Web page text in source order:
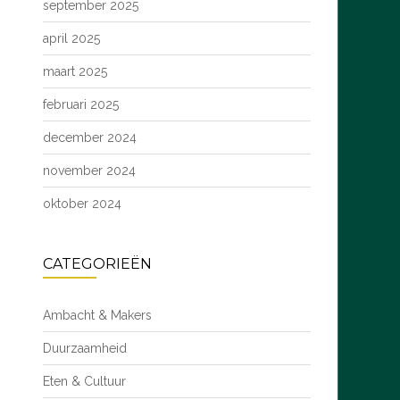
september 2025
april 2025
maart 2025
februari 2025
december 2024
november 2024
oktober 2024
CATEGORIEËN
Ambacht & Makers
Duurzaamheid
Eten & Cultuur